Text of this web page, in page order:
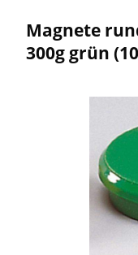
Magnete
300g grün